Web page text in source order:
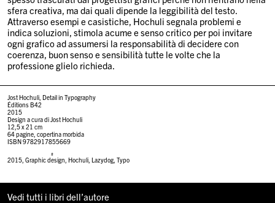
sfera creativa, ma dai quali dipende la leggibilità del testo.
Attraverso esempi e casistiche, Hochuli segnala problemi e
indica soluzioni, stimola acume e senso critico per poi invitare
ogni grafico ad assumersi la responsabilità di decidere con
coerenza, buon senso e sensibilità tutte le volte che la
professione glielo richieda.
Jost Hochuli, Detail in Typography
Éditions B42
2015
Design a cura di Jost Hochuli
12,5 x 21 cm
64 pagine, copertina morbida
ISBN 9782917855669
#
2015 ,Graphic design Hochuli Lazydog ,Typo
Vedi tutti i libri dell’autore